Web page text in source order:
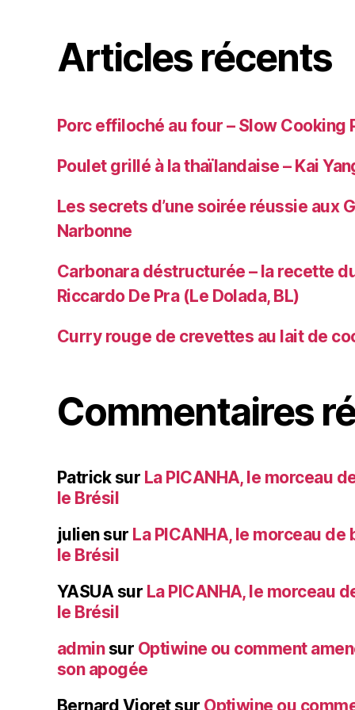
Articles récents
Porc effiloché au four – Slow Cooking
Poulet grillé à la thaïlandaise – Kai
Les secrets d’une soirée réussie aux
Narbonne
Carbonara déstructurée – la recette
Riccardo De Pra (Le Dolada, BL)
Curry rouge de crevettes au lait de
Commentaires
Patricksur La PICANHA, le morceau
le Brésil
juliensur La PICANHA, le morceau
le Brésil
YASUA sur La PICANHA, le morceau
le Brésil
adminsur Optiwine ou comment
son apogée
Bernard Vioretsur Optiwine ou